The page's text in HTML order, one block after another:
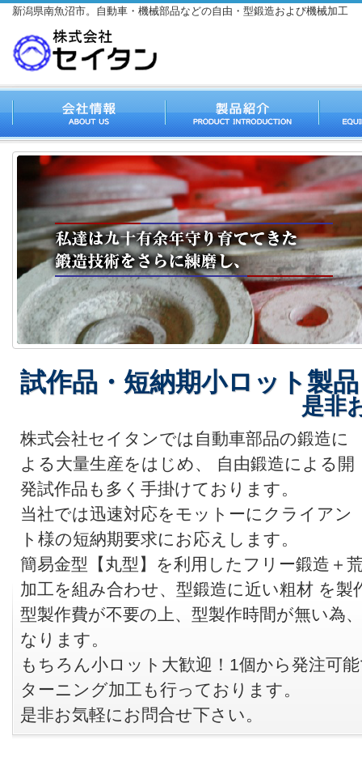
新潟県南魚沼市。自動車・機械部品などの自由・型鍛造および機械加工
試作品・短納期小ロット製品
是非
株式会社セイタンでは自動車部品の鍛造に
よる大量生産をはじめ、 自由鍛造による開
発試作品も多く手掛けております。
当社では迅速対応をモットーにクライアン
ト様の短納期要求にお応えします。
簡易金型【丸型】を利用したフリー鍛造＋
加工を組み合わせ、型鍛造に近い粗材 を製
型製作費が不要の上、型製作時間が無い為
なります。
もちろん小ロット大歓迎！1個から発注可
ターニング加工も行っております。
是非お気軽にお問合せ下さい。